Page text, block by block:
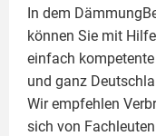
In dem
können Sie mit
einfach kompetente
und ganz
Wir empfehlen
sich von